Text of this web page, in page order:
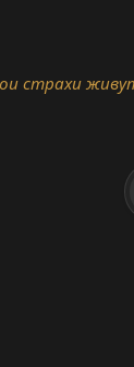
страхи